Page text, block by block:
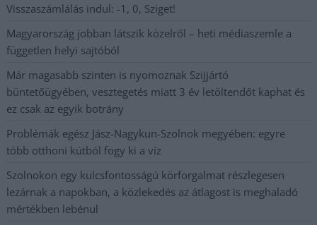
Visszaszámlálás indul: -1, 0, Sziget!
Magyarország jobban látszik közelről – heti médiaszemle a
független helyi sajtóból
Már magasabb szinten is nyomoznak Szijjártó
büntetőügyében, vesztegetés miatt 3 év letöltendőt kaphat és
ez csak az egyik botrány
Problémák egész Jász-Nagykun-Szolnok megyében: egyre
több otthoni kútból fogy ki a víz
Szolnokon egy kulcsfontosságú körforgalmat részlegesen
lezárnak a napokban, a közlekedés az átlagost is meghaladó
mértékben lebénul